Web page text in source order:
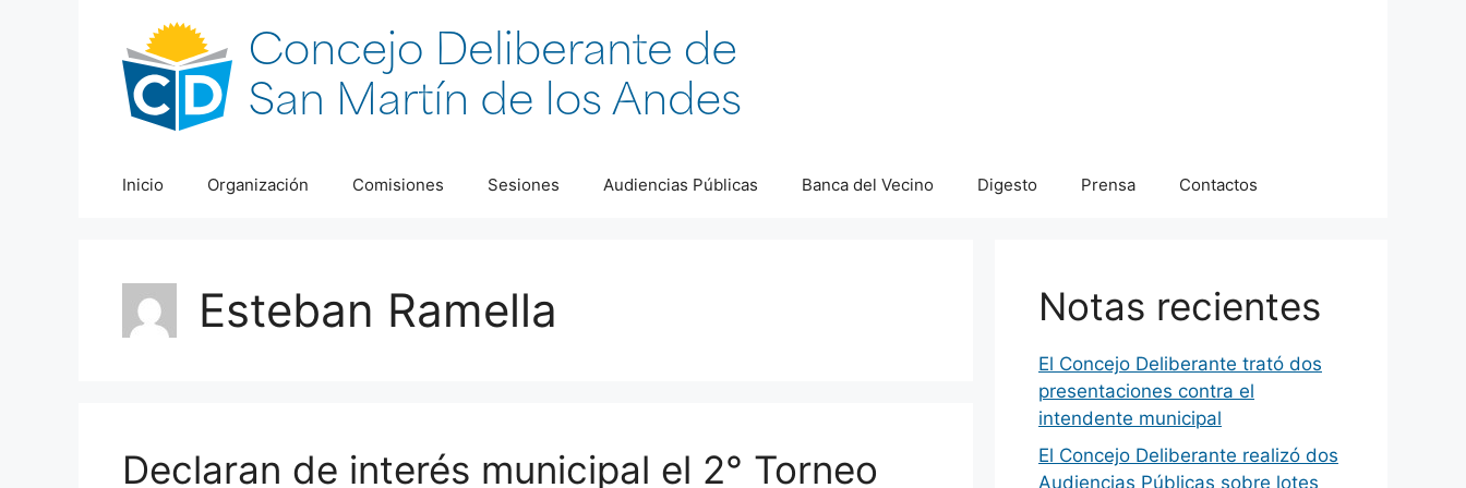
Inicio Organización Comisiones Sesiones Audiencias Públicas Banca del Vecino Digesto Prensa Contactos
Esteban Ramella
Declaran de interés municipal el 2° Torneo
Notas recientes
El Concejo Deliberante trató dos
presentaciones contra el
intendente municipal
El Concejo Deliberante realizó dos
Audiencias Públicas sobre lotes